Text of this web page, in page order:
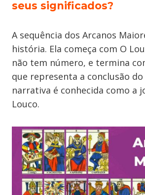
seus significados?
A sequência dos Arcanos
história. Ela começa com O
não tem número, e termina
que representa a conclusão do
narrativa é conhecida como a
Louco.